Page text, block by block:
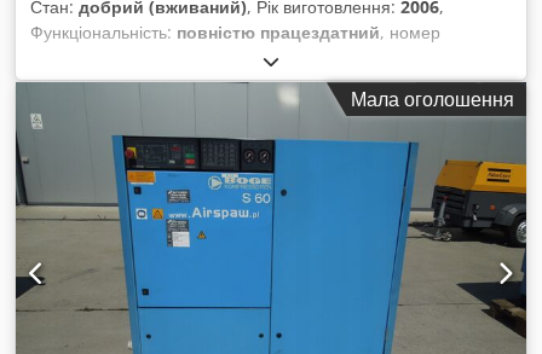
Стан: добрий (вживаний), Рік виготовлення: 2006,
Функціональність: повністю працездатний, номер
машини/транспортного засобу:
(61,18 к.с.), робочий тиск:10 балка, Компресор
відремонтовано та обслуговано. Після капітального
ремонту повітряний модуль відпрацював лише 10 годин.
Dksdpfx Ajy R Sywslmor
Мала оголошення